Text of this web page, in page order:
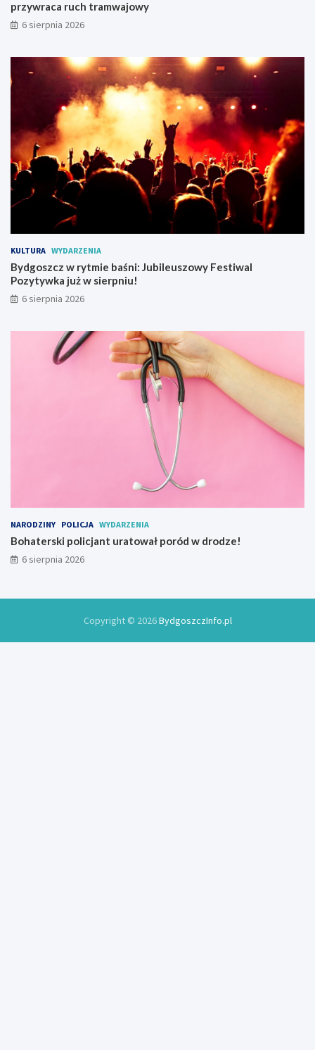
!
i
m
y
c
a
r
u
c
h
m
w
a
j
y
przywraca ruch tramwajowy
6 sierpnia 2026
KULTURA WYDARZENIA
Bydgoszcz w rytmie baśni: Jubileuszowy Festiwal
Pozytywka już w sierpniu!
6 sierpnia 2026
NARODZINY POLICJA WYDARZENIA
Bohaterski policjant uratował poród w drodze!
6 sierpnia 2026
Copyright © 2026BydgoszczInfo.pl